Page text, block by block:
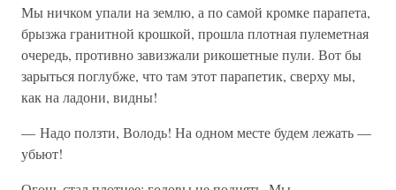
Мы ничком упали на землю, а по самой кромке парапета,
брызжа гранитной крошкой, прошла плотная пулеметная
очередь, противно завизжали рикошетные пули. Вот бы
зарыться поглубже, что там этот парапетик, сверху мы,
как на ладони, видны!
— Надо ползти, Володь! На одном месте будем лежать —
убьют!